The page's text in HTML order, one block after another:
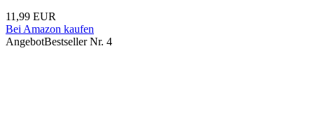
11,99 EUR
Bei Amazon kaufen
AngebotBestseller Nr. 4